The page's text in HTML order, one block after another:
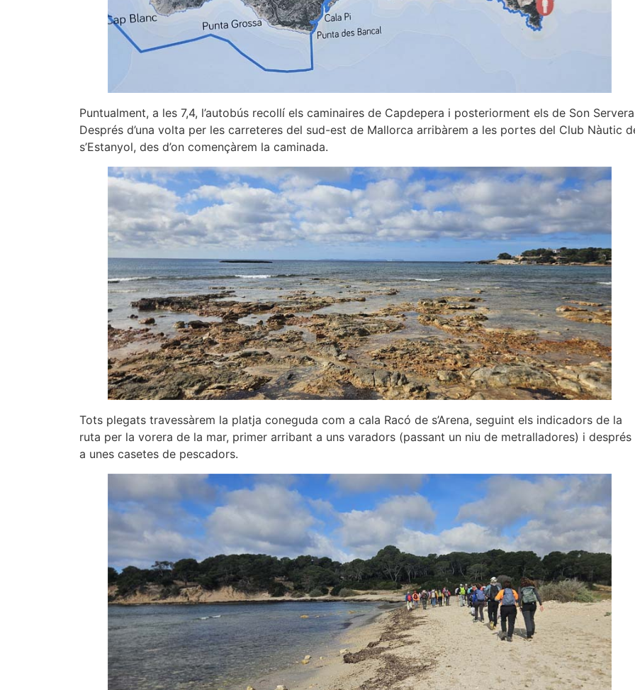
Puntualment, a les 7,4, l’autobús recollí els caminaires de Capdepera i posteriorment els de Son
Després d’una volta per les carreteres del sud-est de Mallorca arribàrem a les portes del Club Nàutic
s’Estanyol, des d’on començàrem la caminada.
Tots plegats travessàrem la platja coneguda com a cala Racó de s’Arena, seguint els indicadors de la
ruta per la vorera de la mar, primer arribant a uns varadors (passant un niu de metralladores) i després
a unes casetes de pescadors.